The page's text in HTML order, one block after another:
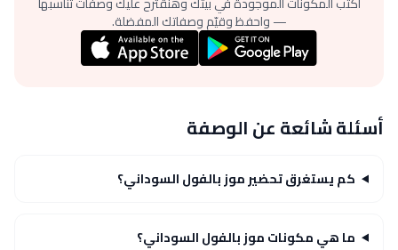
— واحفظ وقيّم وصفاتك المفضلة.
أسئلة شائعة عن الوصفة
كم يستغرق تحضير موز بالفول السوداني؟
ما هي مكونات موز بالفول السوداني؟